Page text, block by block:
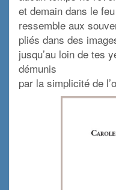
et demain dans le
ressemble aux
pliés dans des
jusqu’au loin de tes
démunis
par la simplicité de